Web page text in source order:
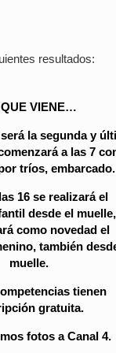
resultados:
VIENE…
la segunda y
a las 7
tríos, embarcado.
16 se realizará el
desde el
como novedad el
también
muelle.
tienen
gratuita.
fotos a Canal 4.